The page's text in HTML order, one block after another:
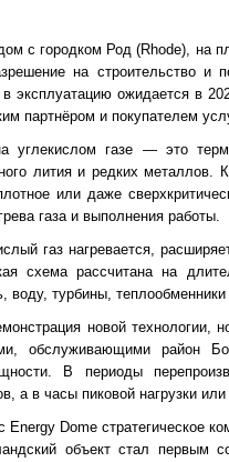
с городком Род (Rhode), на
на строительство и
эксплуатацию ожидается в
партнёром и покупателем
углекислом газе — это
лития и редких металлов.
или даже
газа и выполнения работы.
газ нагревается,
схема рассчитана на
турбины, теплообменники
новой технологии,
обслуживающими район
В периоды
а в часы пиковой нагрузки
Dome стратегическое
объект стал первым